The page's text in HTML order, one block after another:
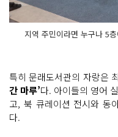
지역 주민이라면 누구나 5
특히 문래도서관의 자랑은
간 마루’다. 아이들의 영어
고, 북 큐레이션 전시와 동
다.